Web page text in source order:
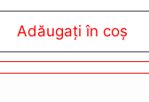
o
f
5
Adăugați în coș